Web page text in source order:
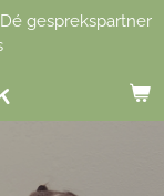
gesprekspartner